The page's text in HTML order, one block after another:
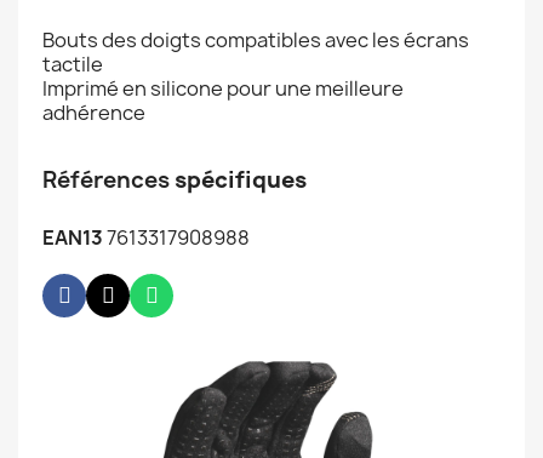
Bouts des doigts compatibles avec les écrans
tactile
Imprimé en silicone pour une meilleure
adhérence
Références spécifiques
EAN137613317908988